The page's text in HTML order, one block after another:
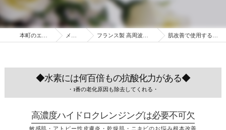
メニュー・料金 フランス製 高周波治療器ウィンバックが出来ること② 肌改善で使用する高濃度水素クレンジングについて
◆水素には何百倍もの抗酸化力がある◆
・1番の老化原因も除去してくれる・
高濃度ハイドロクレンジングは必要不可欠
敏感肌・アトピー性皮膚炎・乾燥肌・ニキビのお悩み根本改善